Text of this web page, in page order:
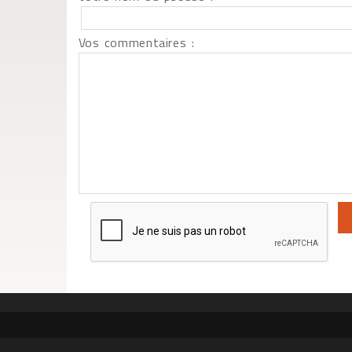
Vos commentaires :